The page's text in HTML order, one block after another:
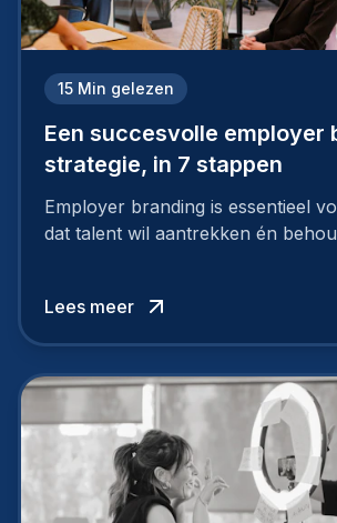
15 Min gelezen
Een succesvolle employer
strategie, in 7 stappen
Employer branding is essentieel
dat talent wil aantrekken én behouden.
niet van vandaag op morgen. Hoe
aan, starten met employer
Lees meer